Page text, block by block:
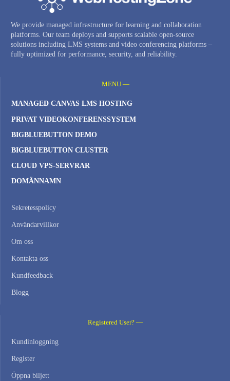
We provide managed infrastructure for learning and collaboration
platforms. Our team deploys and supports scalable open-source
solutions including LMS systems and video conferencing platforms –
fully optimized for performance, security, and reliability.
MENU —
MANAGED CANVAS LMS HOSTING
PRIVAT VIDEOKONFERENSSYSTEM
BIGBLUEBUTTON DEMO
BIGBLUEBUTTON CLUSTER
CLOUD VPS-SERVRAR
DOMÄNNAMN
Sekretesspolicy
Användarvillkor
Om oss
Kontakta oss
Kundfeedback
Blogg
Registered User? —
Kundinloggning
Register
Öppna biljett